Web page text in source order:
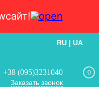
сайт!
RU | UA
+38 (095)3231040
Заказать звонок
0